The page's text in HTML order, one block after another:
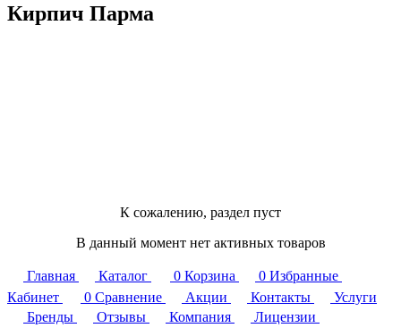
Кирпич Парма
К сожалению, раздел пуст
В данный момент нет активных товаров
Главная Каталог 0 Корзина 0 Избранные
Кабинет
0 Сравнение Акции Контакты
Услуги
Бренды
Отзывы Компания
Лицензии